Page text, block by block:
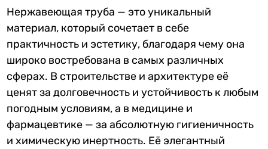
Нержавеющая труба — это уникальный
материал, который сочетает в себе
практичность и эстетику, благодаря чему она
широко востребована в самых различных
сферах. В строительстве и архитектуре её
ценят за долговечность и устойчивость к любым
погодным условиям, а в медицине и
фармацевтике — за абсолютную гигиеничность
и химическую инертность. Её элегантный